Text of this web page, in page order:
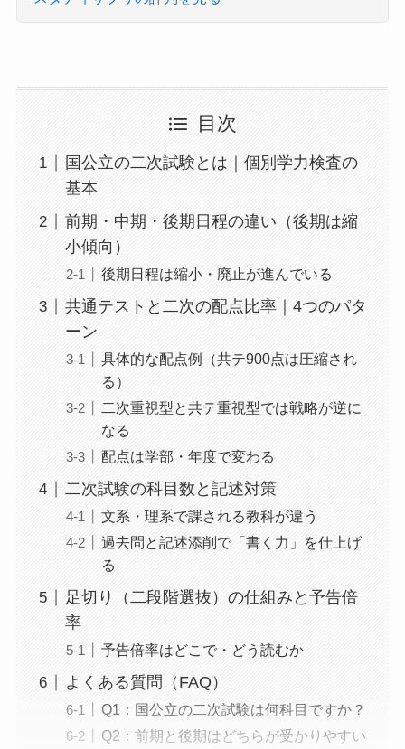
目次
国公立の二次試験とは｜個別学力検査の
基本
前期・中期・後期日程の違い（後期は縮
小傾向）
後期日程は縮小・廃止が進んでいる
共通テストと二次の配点比率｜4つのパタ
ーン
具体的な配点例（共テ900点は圧縮され
る）
二次重視型と共テ重視型では戦略が逆に
なる
配点は学部・年度で変わる
二次試験の科目数と記述対策
文系・理系で課される教科が違う
過去問と記述添削で「書く力」を仕上げ
る
足切り（二段階選抜）の仕組みと予告倍
率
予告倍率はどこで・どう読むか
よくある質問（FAQ）
Q1：国公立の二次試験は何科目ですか？
Q2：前期と後期はどちらが受かりやすい